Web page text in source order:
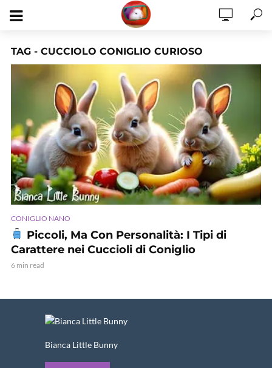
TAG - CUCCIOLO CONIGLIO CURIOSO
CONIGLIO NANO
Piccoli, Ma Con Personalità: I Tipi di
Carattere nei Cuccioli di Coniglio
6 min read
Bianca Little Bunny